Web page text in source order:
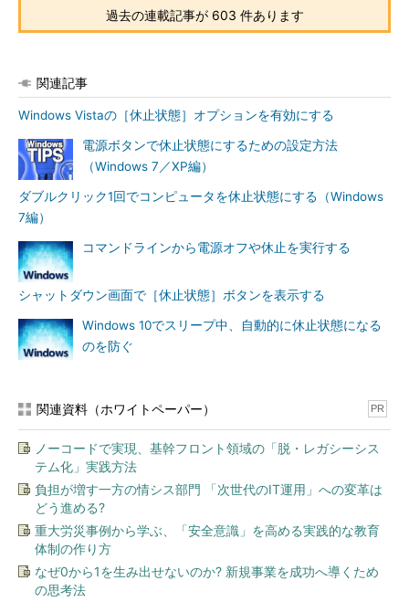
電源オプションの設定（2）
この画面の内容はロックされているので、まず設定を変更で
きるようにする。
（1）
上記のリンクをクリックしてUAC（ユーザーアカウント制御）
ようになるので、画面の下の方にある［休止状態］のチェックボ
ックスをオンにする。
過去の連載記事が 603 件あります
関連記事
Windows Vistaの［休止状態］オプションを有効にする
電源ボタンで休止状態にするための設定方法
（Windows 7／XP編）
ダブルクリック1回でコンピュータを休止状態にする（Windows
7編）
コマンドラインから電源オフや休止を実行する
シャットダウン画面で［休止状態］ボタンを表示する
Windows 10でスリープ中、自動的に休止状態になる
のを防ぐ
関連資料（ホワイトペーパー） PR
ノーコードで実現、基幹フロント領域の「脱・レガシーシス
テム化」実践方法
負担が増す一方の情シス部門 「次世代のIT運用」への変革は
どう進める?
重大労災事例から学ぶ、「安全意識」を高める実践的な教育
体制の作り方
なぜ0から1を生み出せないのか? 新規事業を成功へ導くため
の思考法